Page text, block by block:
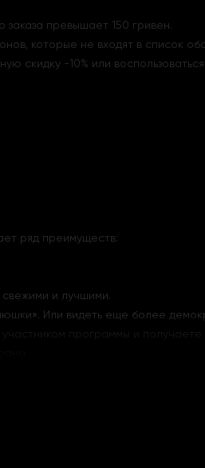
превышает 150 гривен.
которые не входят в список
скидку -10% или
ряд преимуществ:
и лучшими.
Или видеть еще более